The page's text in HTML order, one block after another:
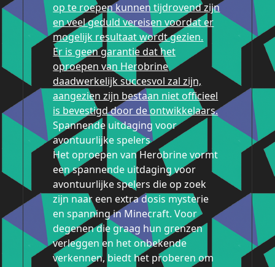
op te roepen kunnen tijdrovend zijn
en veel geduld vereisen voordat er
mogelijk resultaat wordt gezien.
Er is geen garantie dat het
oproepen van Herobrine
daadwerkelijk succesvol zal zijn,
aangezien zijn bestaan niet officieel
is bevestigd door de ontwikkelaars.
Spannende uitdaging voor
avontuurlijke spelers
Het oproepen van Herobrine vormt
een spannende uitdaging voor
avontuurlijke spelers die op zoek
zijn naar een extra dosis mysterie
en spanning in Minecraft. Voor
degenen die graag hun grenzen
verleggen en het onbekende
verkennen, biedt het proberen om